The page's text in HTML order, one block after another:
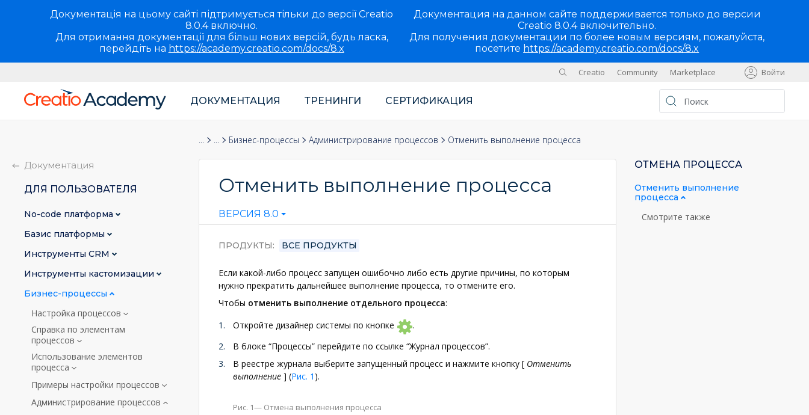
Документація на цьому сайті підтримується тільки до версії Creatio
8.0.4 включно.
Для отримання документації для більш нових версій, будь ласка,
перейдіть на https://academy.creatio.com/docs/8.x
Документация на данном сайте поддерживается только до версии
Creatio 8.0.4 включительно.
Для получения документации по более новым версиям, пожалуйста,
посетите https://academy.creatio.com/docs/8.x
Creatio Community Marketplace Войти
Основная
ДОКУМЕНТАЦИЯ ТРЕНИНГИ СЕРТИФИКАЦИЯ
Документация
Для пользователя
Бизнес-процессы Администрирование процессов Отменить выполнение процесса
Отменить выполнение процесса
ВЕРСИЯ 8.0
ПРОДУКТЫ ВСЕ ПРОДУКТЫ
Если какой-либо процесс запущен ошибочно либо есть другие причины, по которым
нужно прекратить дальнейшее выполнение процесса, то отмените его.
Чтобы отменить выполнение отдельного процесса:
Откройте дизайнер системы по кнопке
.
В блоке “Процессы” перейдите по ссылке “Журнал процессов”.
В реестре журнала выберите запущенный процесс и нажмите кнопку [ Отменить
выполнение ] (Рис. 1 ).
Рис. 1— Отмена выполнения процесса
Документация
ДЛЯ ПОЛЬЗОВАТЕЛЯ
No-сode платформа
Базис платформы
Инструменты CRM
Инструменты кастомизации
Бизнес-процессы
Настройка процессов
Справка по элементам
процессов
Использование элементов
процесса
Примеры настройки процессов
Администрирование процессов
ОТМЕНА ПРОЦЕССА
Отменить выполнение
процесса
Смотрите также